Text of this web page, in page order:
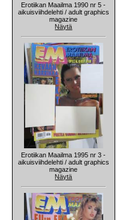
Erotiikan Maailma 1990 nr 5 -
aikuisviihdelehti / adult graphics
magazine
Näytä
Erotiikan Maailma 1995 nr 3 -
aikuisviihdelehti / adult graphics
magazine
Näytä